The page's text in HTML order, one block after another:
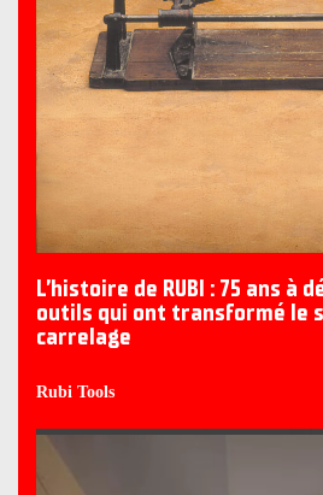
L’histoire de RUBI : 75 ans à
outils qui ont transformé le
carrelage
Rubi Tools